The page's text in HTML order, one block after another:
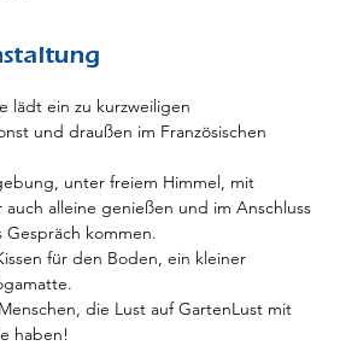
lädt ein zu kurzweiligen
und draußen im Französischen
unter freiem Himmel, mit
alleine genießen und im Anschluss
kommen.
für den Boden, ein kleiner
die Lust auf GartenLust mit
haben!